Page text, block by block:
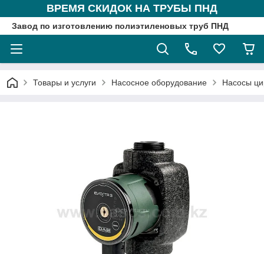
ВРЕМЯ СКИДОК НА ТРУБЫ ПНД
Завод по изготовлению полиэтиленовых труб ПНД
Товары и услуги Насосное оборудование Насосы